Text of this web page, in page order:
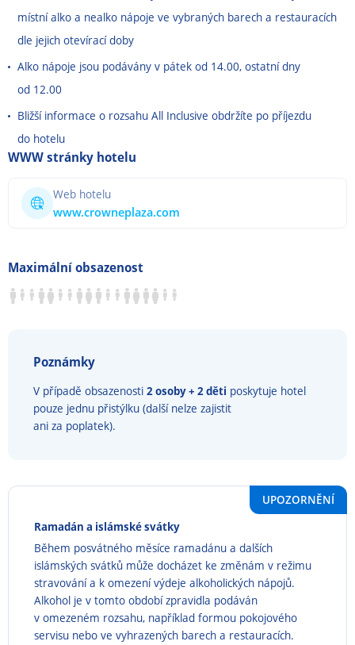
místní alko a nealko nápoje ve vybraných barech a restauracích
dle jejich otevírací doby
Alko nápoje jsou podávány v pátek od 14.00, ostatní dny
od 12.00
Bližší informace o rozsahu All Inclusive obdržíte po příjezdu
do hotelu
WWW stránky hotelu
Web hotelu
www.crowneplaza.com
Maximální obsazenost
Poznámky
V případě obsazenosti 2 osoby + 2 děti poskytuje hotel
pouze jednu přistýlku (další nelze zajistit
ani za poplatek).
Ramadán a islámské svátky
Během posvátného měsíce ramadánu a dalších
islámských svátků může docházet ke změnám v režimu
stravování a k omezení výdeje alkoholických nápojů.
Alkohol je v tomto období zpravidla podáván
v omezeném rozsahu, například formou pokojového
servisu nebo ve vyhrazených barech a restauracích.
UPOZORNĚNÍ